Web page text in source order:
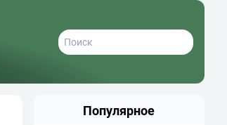
Популярное